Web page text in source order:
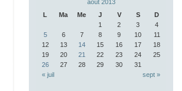
août 2013
L
Ma Me J V S D
« juil sept »
1 2 3
4
5
6 7 8 9 10
11
12
13 14 15 16 17
18
19
20 21 22 23 24
25
26
27 28 29 30 31